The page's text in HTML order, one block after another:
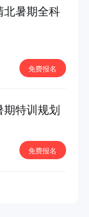
北暑期全科
免费报名
期特训规划
免费报名